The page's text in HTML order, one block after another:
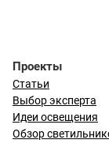
Проекты
Статьи
Выбор эксперта
Идеи освещения
Обзор